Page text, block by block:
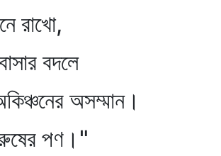
বদলে
অসম্মান।
পণ।"